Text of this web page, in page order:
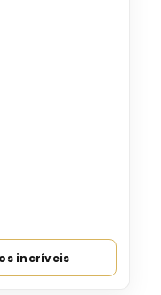
incríveis